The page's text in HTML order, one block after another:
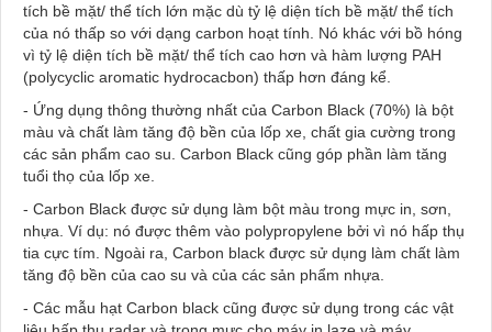
tích bề mặt/ thể tích lớn mặc dù tỷ lệ diện tích bề mặt/ thể tích
của nó thấp so với dạng carbon hoạt tính. Nó khác với bồ hóng
vì tỷ lệ diện tích bề mặt/ thể tích cao hơn và hàm lượng PAH
(polycyclic aromatic hydrocacbon) thấp hơn đáng kể.
- Ứng dụng thông thường nhất của Carbon Black (70%) là bột
màu và chất làm tăng độ bền của lốp xe, chất gia cường trong
các sản phẩm cao su. Carbon Black cũng góp phần làm tăng
tuổi thọ của lốp xe.
- Carbon Black được sử dụng làm bột màu trong mực in, sơn,
nhựa. Ví dụ: nó được thêm vào polypropylene bởi vì nó hấp thụ
tia cực tím. Ngoài ra, Carbon black được sử dụng làm chất làm
tăng độ bền của cao su và của các sản phẩm nhựa.
- Các mẫu hạt Carbon black cũng được sử dụng trong các vật